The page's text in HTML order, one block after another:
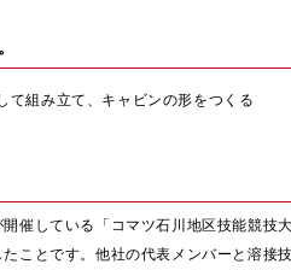
て組み立て、キャビンの形をつくる
催している「コマツ石川地区技能競技
ことです。他社の代表メンバーと溶接